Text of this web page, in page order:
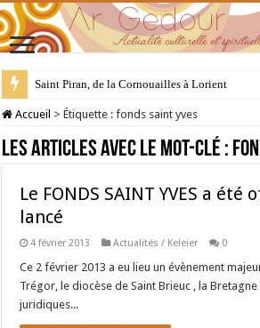
Saint Piran, de la Cornouailles à Lorient
Accueil > Étiquette :fonds saint yves
Les articles avec le mot-clé :
Le FONDS SAINT YVES a
lancé
4 février 2013 Actualités / Keleier 0
Ce 2 février 2013 a eu lieu un évènement
Trégor, le diocèse de Saint Brieuc , la
juridiques...